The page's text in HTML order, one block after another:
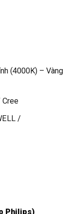
(4000K) – Vàng
/
Philips)